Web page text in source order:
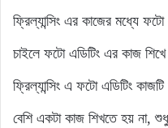
ফ্রিল্যান্সিং এর কাজের মধ্যে
চাইলে ফটো এডিটিং এর কাজ শিখে
ফ্রিল্যান্সিং এ ফটো এডিটিং
বেশি একটা কাজ শিখতে হয় না, শুধু